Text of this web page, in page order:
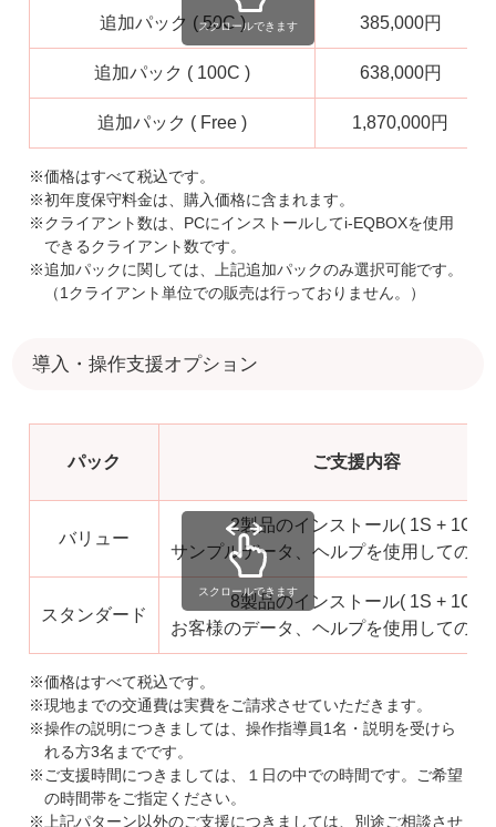
追加パック ( 50C ) 385,000円
追加パック ( 100C ) 638,000円
追加パック ( Free ) 1,870,000円
スクロールできます
※価格はすべて税込です。
※初年度保守料金は、購入価格に含まれます。
※クライアント数は、PCにインストールしてi-EQBOXを使用
できるクライアント数です。
※追加パックに関しては、上記追加パックのみ選択可能です。
（1クライアント単位での販売は行っておりません。）
導入・操作支援オプション
パック ご支援内容
バリュー
2製品のインストール( 1S + 1C )
サンプルデータ、ヘルプを使用しての操
スタンダード
8製品のインストール( 1S + 1C )
お客様のデータ、ヘルプを使用しての操
スクロールできます
※価格はすべて税込です。
※現地までの交通費は実費をご請求させていただきます。
※操作の説明につきましては、操作指導員1名・説明を受けら
れる方3名までです。
※ご支援時間につきましては、１日の中での時間です。ご希望
の時間帯をご指定ください。
※上記パターン以外のご支援につきましては、別途ご相談させ